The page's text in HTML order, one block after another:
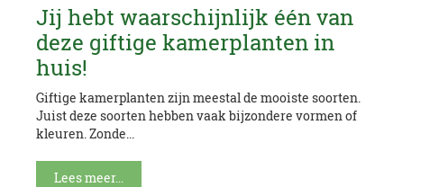
Jij hebt waarschijnlijk één van
deze giftige kamerplanten in
huis!
Giftige kamerplanten zijn meestal de mooiste soorten.
Juist deze soorten hebben vaak bijzondere vormen of
kleuren. Zonde...
Lees meer...